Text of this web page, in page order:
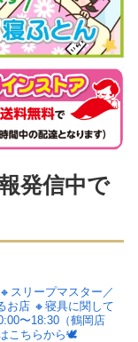
発信中で
🔸スリープマスター／
お店 🔸寝具に関して
〜18:30（鶴岡店
こちらから🕊️